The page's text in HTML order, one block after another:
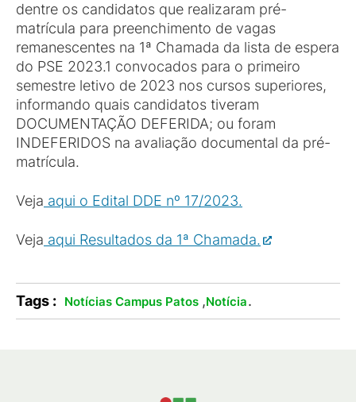
dentre os candidatos que realizaram pré-
matrícula para preenchimento de vagas
remanescentes na 1ª Chamada da lista de espera
do PSE 2023.1 convocados para o primeiro
semestre letivo de 2023 nos cursos superiores,
informando quais candidatos tiveram
DOCUMENTAÇÃO DEFERIDA; ou foram
INDEFERIDOS na avaliação documental da pré-
matrícula.
Veja aqui o Edital DDE nº 17/2023.
Veja aqui Resultados da 1ª Chamada.
Tags : Notícias Campus Patos ,Notícia.